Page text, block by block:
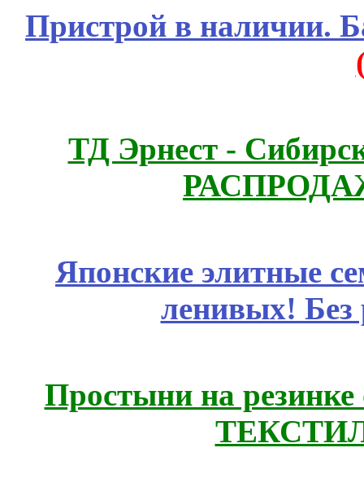
Пристрой в наличии.
ТД Эрнест -
Японские элитные
ленивых!
Простыни на